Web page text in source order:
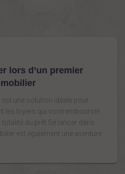
lors d’un premier
est une solution idéale pour
les loyers qui vontrembourser
du prêt.Se lancer dans
est également une aventure